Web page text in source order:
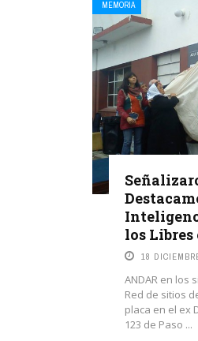
MEMORIA
los
18
ANDAR en los
Red de sitios
placa en el ex
123 de Paso ...